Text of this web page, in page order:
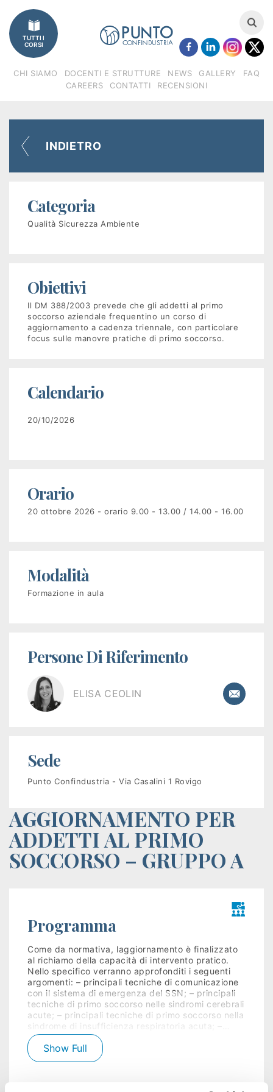
Imprese
Catalogo
corsi
Regione
Veneto
(FSE)
Fondimpresa
Recruiting
Unimpiego
finanziati
Tuttostage
Corsi
gratuiti
Programma
VENETO
FSE+
2021-
Corsi
a
Istituzioni
Orientamento
ITS
Learning
Kit
TUTTI I
CORSI
CHI SIAMO DOCENTI E STRUTTURE NEWS GALLERY
FAQ
CAREERS
CONTATTI RECENSIONI
INDIETRO
Categoria
Qualità Sicurezza Ambiente
Obiettivi
Il DM 388/2003 prevede che gli addetti al primo
soccorso aziendale frequentino un corso di
aggiornamento a cadenza triennale, con particolare
focus sulle manovre pratiche di primo soccorso.
Calendario
20/10/2026
Orario
20 ottobre 2026 - orario 9.00 - 13.00 / 14.00 - 16.00
Modalità
Formazione in aula
Persone Di Riferimento
ELISA CEOLIN
Sede
Punto Confindustria - Via Casalini 1 Rovigo
AGGIORNAMENTO PER
ADDETTI AL PRIMO
SOCCORSO – GRUPPO A
Show Full
Programma
Come da normativa, laggiornamento è finalizzato
al richiamo della capacità di intervento pratico.
Nello specifico verranno approfonditi i seguenti
argomenti: – principali tecniche di comunicazione
con il sistema di emergenza del SSN; – principali
tecniche di primo soccorso nelle sindromi cerebrali
acute; – principali tecniche di primo soccorso nella
sindrome di insufficienza respiratoria acuta; –…
Leggi tutto